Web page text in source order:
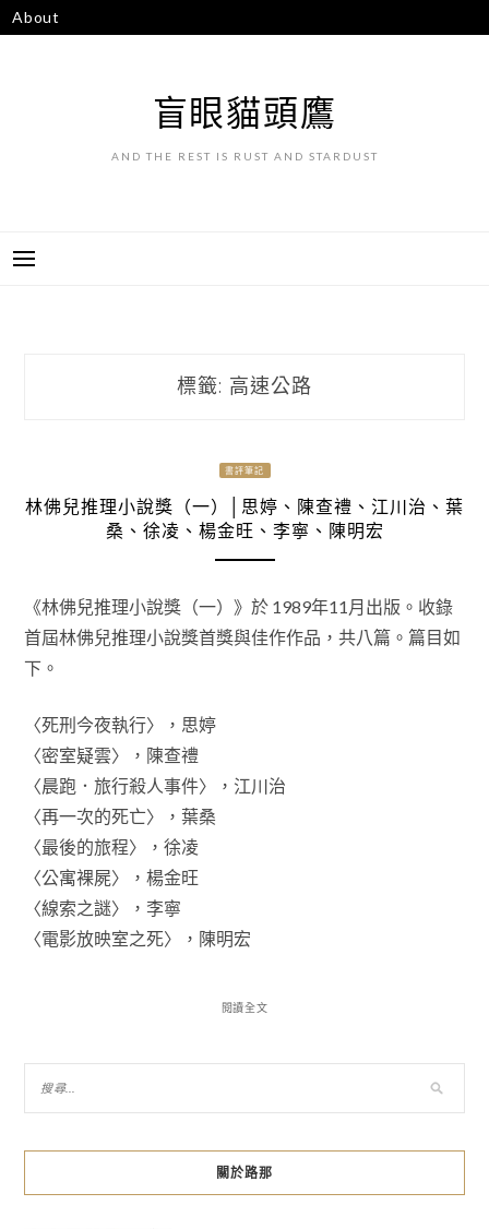
跳
至
About
盲眼貓頭鷹
AND THE REST IS RUST AND STARDUST
標籤: 高速公路
書評筆記
林佛兒推理小說獎（一）│思婷、陳查禮、江川治、葉
桑、徐凌、楊金旺、李寧、陳明宏
《林佛兒推理小說獎（一）》於 1989年11月出版。收錄
首屆林佛兒推理小說獎首獎與佳作作品，共八篇。篇目如
下。
〈死刑今夜執行〉，思婷
〈密室疑雲〉，陳查禮
〈晨跑．旅行殺人事件〉，江川治
〈再一次的死亡〉，葉桑
〈最後的旅程〉，徐凌
〈公寓裸屍〉，楊金旺
〈線索之謎〉，李寧
〈電影放映室之死〉，陳明宏
閱讀全文
關於路那